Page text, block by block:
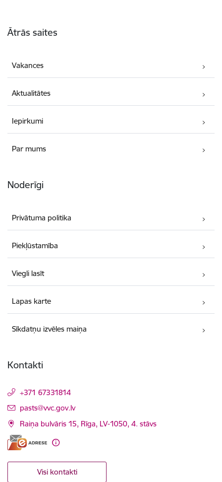
Ātrās saites
Vakances
Aktualitātes
Iepirkumi
Par mums
Noderīgi
Privātuma politika
Piekļūstamība
Viegli lasīt
Lapas karte
Sīkdatņu izvēles maiņa
Kontakti
+371 67331814
E-pasts:
pasts@vvc.gov.lv
Raiņa bulvāris 15, Rīga, LV-1050, 4. stāvs
Visi kontakti